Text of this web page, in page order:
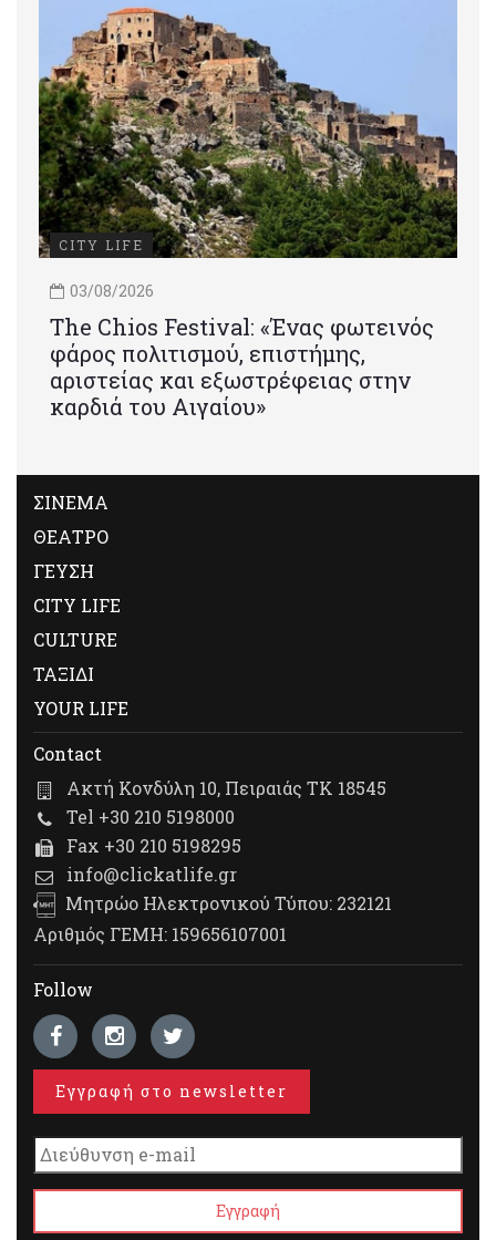
CITY LIFE
03/08/2026
Τhe Chios Festival: «Ένας φωτεινός
φάρος πολιτισμού, επιστήμης,
αριστείας και εξωστρέφειας στην
καρδιά του Αιγαίου»
ΣΙΝΕΜΑ
ΘΕΑΤΡΟ
ΓΕΥΣΗ
CITY LIFE
CULTURE
ΤΑΞΙΔΙ
YOUR LIFE
Contact
Ακτή Κονδύλη 10, Πειραιάς ΤΚ 18545
Tel +30 210 5198000
Fax +30 210 5198295
info@clickatlife.gr
Μητρώο Ηλεκτρονικού Τύπου: 232121
Αριθμός ΓΕΜΗ: 159656107001
Follow
Εγγραφή στο newsletter